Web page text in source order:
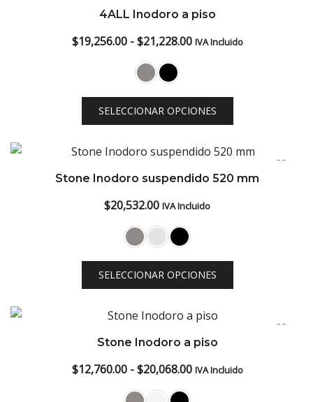
4ALL Inodoro a piso
$19,256.00 - $21,228.00Rango
desde
$19,256.00
$21,228.00
IVA Incluido
SELECCIONAR OPCIONES
Stone Inodoro suspendido 520 mm
$20,532.00 IVA Incluido
SELECCIONAR OPCIONES
Stone Inodoro a piso
$12,760.00 - $20,068.00Rango
IVA Incluido